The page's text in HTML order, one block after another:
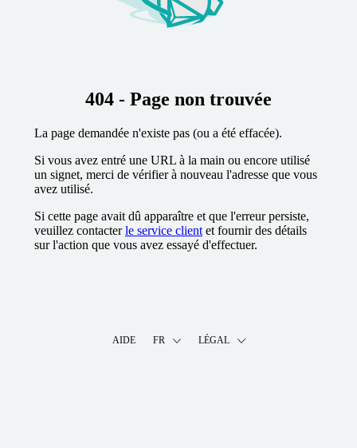
404 - Page non trouvée
La page demandée n'existe pas (ou a été effacée).
Si vous avez entré une URL à la main ou encore utilisé
un signet, merci de vérifier à nouveau l'adresse que vous
avez utilisé.
Si cette page avait dû apparaître et que l'erreur persiste,
veuillez contacterle service client et fournir des détails
sur l'action que vous avez essayé d'effectuer.
AIDE FR LÉGAL